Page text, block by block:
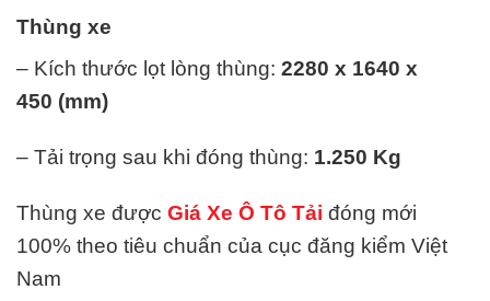
Thùng xe
– Kích thước lọt lòng thùng: 2280 x 1640 x
450 (mm)
– Tải trọng sau khi đóng thùng: 1.250 Kg
Thùng xe được Giá Xe Ô Tô Tải đóng mới
100% theo tiêu chuẩn của cục đăng kiểm Việt
Nam